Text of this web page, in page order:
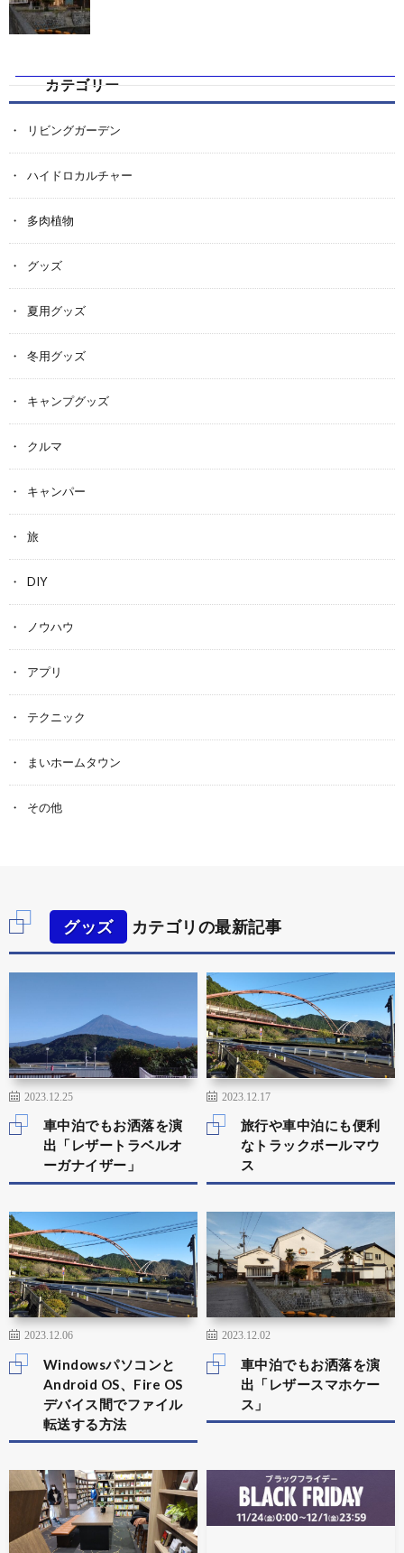
カテゴリー
リビングガーデン
ハイドロカルチャー
多肉植物
グッズ
夏用グッズ
冬用グッズ
キャンプグッズ
クルマ
キャンパー
旅
DIY
ノウハウ
アプリ
テクニック
まいホームタウン
その他
グッズ カテゴリの最新記事
2023.12.25
車中泊でもお洒落を演
出「レザートラベルオ
ーガナイザー」
2023.12.17
旅行や車中泊にも便利
なトラックボールマウ
ス
2023.12.06
Windowsパソコンと
Android OS、Fire OS
デバイス間でファイル
転送する方法
2023.12.02
車中泊でもお洒落を演
出「レザースマホケー
ス」